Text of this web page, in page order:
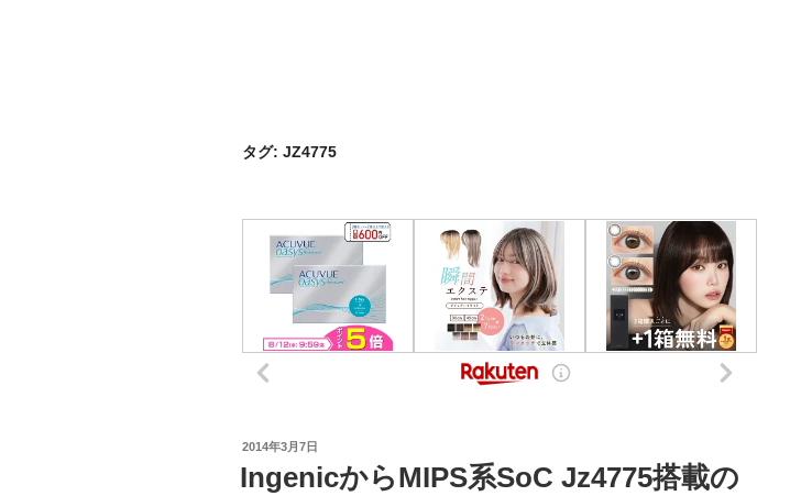
タグ: JZ4775
投
日:
2014年3月7日
IngenicからMIPS系SoC Jz4775搭載の